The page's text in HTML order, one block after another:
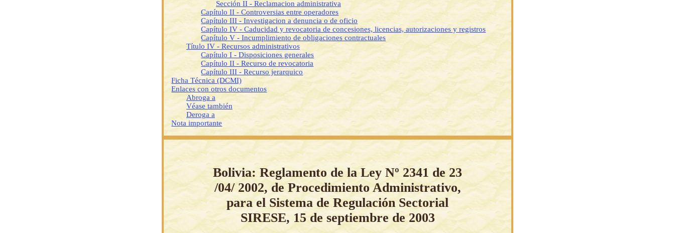
Sección II - Reclamacion administrativa
Capítulo II - Controversias entre operadores
Capítulo III - Investigacion a denuncia o de oficio
Capítulo IV - Caducidad y revocatoria de concesiones, licencias, autorizaciones y registros
Capítulo V - Incumplimiento de obligaciones contractuales
Título IV - Recursos administrativos
Capítulo I - Disposiciones generales
Capítulo II - Recurso de revocatoria
Capítulo III - Recurso jerarquico
Ficha Técnica (DCMI)
Enlaces con otros documentos
Abroga a
Véase también
Deroga a
Nota importante
Bolivia: Reglamento de la Ley Nº 2341 de 23
/04/ 2002, de Procedimiento Administrativo,
para el Sistema de Regulación Sectorial
SIRESE, 15 de septiembre de 2003